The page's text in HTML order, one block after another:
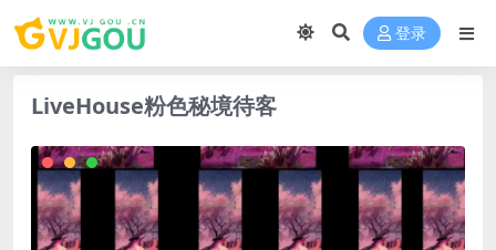
登录
LiveHouse粉色秘境待客